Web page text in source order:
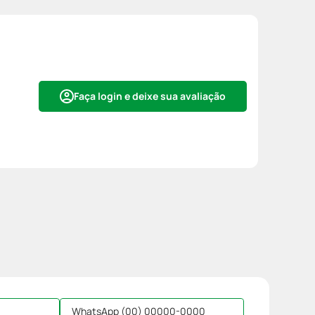
Faça login e deixe sua avaliação